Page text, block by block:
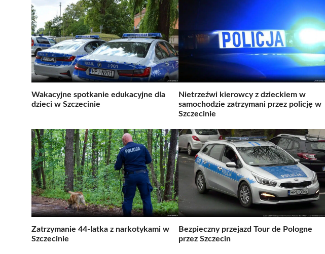
Wakacyjne spotkanie edukacyjne dla
dzieci w Szczecinie
Nietrzeźwi kierowcy z dzieckiem w
samochodzie zatrzymani przez policję w
Szczecinie
Zatrzymanie 44-latka z narkotykami w
Szczecinie
Bezpieczny przejazd Tour de Pologne
przez Szczecin